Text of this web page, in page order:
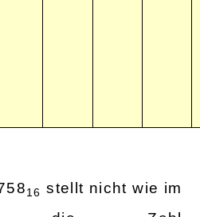
16 stellt nicht wie im